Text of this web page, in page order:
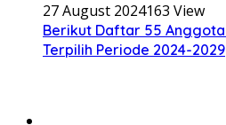
27 August 2024163 View
Berikut Daftar 55
Terpilih Periode 2024-2029